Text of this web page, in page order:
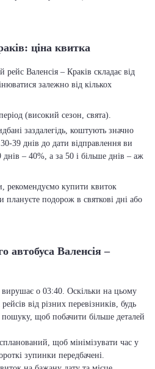
ціна квитка
рейс Валенсія – Краків складає від
залежно від кількох
(високий сезон, свята).
заздалегідь, коштують значно
39 днів до дати відправлення ви
– 40%, а за 50 і більше днів – аж
рекомендуємо купити квиток
плануєте подорож в святкові дні або
автобуса Валенсія –
вирушає о 03:40. Оскільки на цьому
від різних перевізників, будь
щоб побачити більше деталей
щоб мінімізувати час у
зупинки передбачені.